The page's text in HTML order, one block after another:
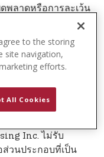
พลาดหรือการละเว้น
มเสียหายพิเศษ ทาง
งเอิญ หรือความเสีย
อันเกิดจากสัญญา
Inc. ไม่รับ
ส่วนประกอบที่เป็น
to the storing
site navigation,
efforts.
All Cookies